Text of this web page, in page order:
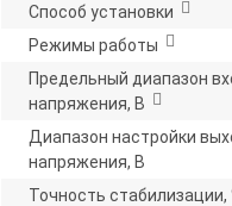
Способ установки
Режимы работы
Предельный диапазон
напряжения, В
Диапазон настройки
напряжения, В
Точность стабилизации,